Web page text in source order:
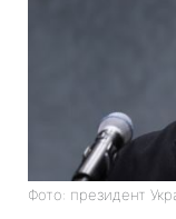
Фото: президент